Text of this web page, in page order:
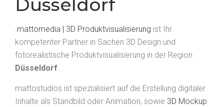
Düsseldorf
.mattomedia | 3D Produktvisualisierung ist Ihr
kompetenter Partner in Sachen 3D Design und
fotorealistische Produktvisualisierung in der Region
Düsseldorf.
mattostudios ist spezialisiert auf die Erstellung digitaler
Inhalte als Standbild oder Animation, sowie 3D Mockup